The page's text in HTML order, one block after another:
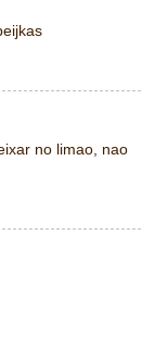
no limao, nao